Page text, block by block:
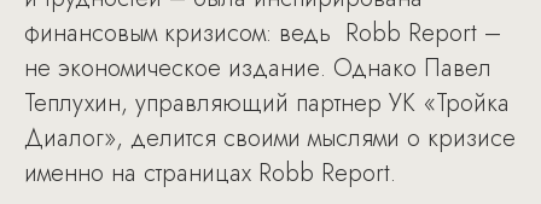
финансовым кризисом: ведь Robb Report –
не экономическое издание. Однако Павел
Теплухин, управляющий партнер УК «Тройка
Диалог», делится своими мыслями о кризисе
именно на страницах Robb Report.